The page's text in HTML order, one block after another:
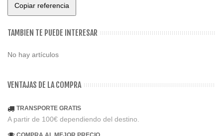
Copiar referencia
TAMBIEN TE PUEDE INTERESAR
No hay artículos
VENTAJAS DE LA COMPRA
TRANSPORTE GRATIS
A partir de 100€ dependiendo del destino.